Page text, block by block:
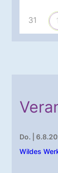
31 1
Do. |
Wildes